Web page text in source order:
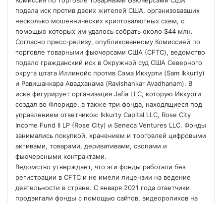
подала иск против двоих жителей США, организовавших
несколько мошеннических криптовалютных схем, с
помощью которых им удалось собрать около $44 млн.
Согласно пресс-релизу, опубликованному Комиссией по
торговле товарными фьючерсами США (CFTC), ведомство
подало гражданский иск в Окружной суд США Северного
округа штата Иллинойс против Сэма Иккурти (Sam Ikkurty)
и Равишанкара Авадханама (Ravishankar Avadhanam). В
иске фигурирует организация Jafia LLC, которую Иккурти
создал во Флориде, а также три фонда, находящиеся под
управлением ответчиков: Ikkurty Capital LLC, Rose City
Income Fund II LP (Rose City) и Seneca Ventures LLC. Фонды
занимались покупкой, хранением и торговлей цифровыми
активами, товарами, деривативами, свопами и
фьючерсными контрактами.
Ведомство утверждает, что эти фонды работали без
регистрации в CFTC и не имели лицензии на ведение
деятельности в стране. С января 2021 года ответчики
продвигали фонды с помощью сайтов, видеороликов на